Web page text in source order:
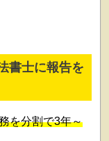
書士に報告を
を分割で3年～